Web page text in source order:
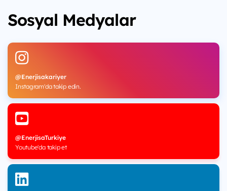
Sosyal Medyalar
@Enerjisakariyer
Instagram'da takip edin.
@EnerjisaTurkiye
Youtube'da takip et